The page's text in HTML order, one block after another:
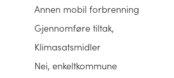
Annen mobil forbrenning
Gjennomføre tiltak,
Klimasatsmidler
Nei, enkeltkommune